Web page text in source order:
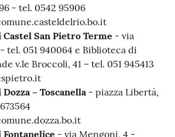
- tel. 0542 95906
San Pietro Terme - via
tel. 051 940064 e Biblioteca di
v.le Broccoli, 41 – tel. 051 945413
– Toscanella - piazza Libertà,
- via Mengoni, 4 -